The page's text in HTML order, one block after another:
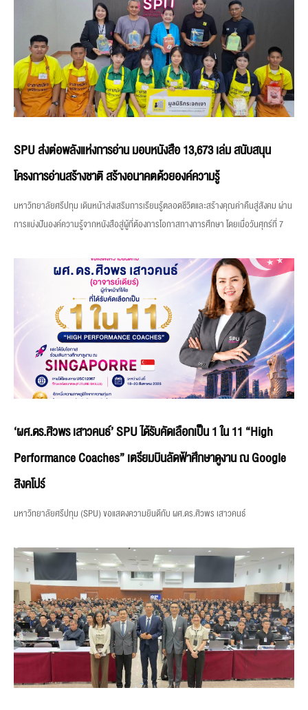
SPU ส่งต่อพลังแห่งการอ่าน มอบหนังสือ 13,673 เล่ม สนับสนุน
โครงการอ่านสร้างชาติ สร้างอนาคตด้วยองค์ความรู้
มหาวิทยาลัยศรีปทุม เดินหน้าส่งเสริมการเรียนรู้ตลอดชีวิตและสร้างคุณค่าคืนสู่สังคม ผ่าน
การแบ่งปันองค์ความรู้จากหนังสือสู่ผู้ที่ต้องการโอกาสทางการศึกษา โดยเมื่อวันศุกร์ที่ 7
‘ผศ.ดร.ศิวพร เสาวคนธ์’ SPU ได้รับคัดเลือกเป็น 1 ใน 11 “High
Performance Coaches” เตรียมบินลัดฟ้าศึกษาดูงาน ณ Google
สิงคโปร์
มหาวิทยาลัยศรีปทุม (SPU) ขอแสดงความยินดีกับ ผศ.ดร.ศิวพร เสาวคนธ์